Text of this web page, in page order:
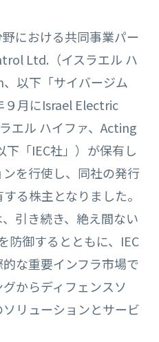
における共同事業パー
Ltd.（イスラエル ハ
以下「サイバージム
９月にIsrael Electric
エル ハイファ、Acting
「IEC社」）が保有し
を行使し、同社の発行
る株主となりました。
引き続き、絶え間ない
防御するとともに、IEC
な重要インフラ市場で
からディフェンスソ
リューションとサービ